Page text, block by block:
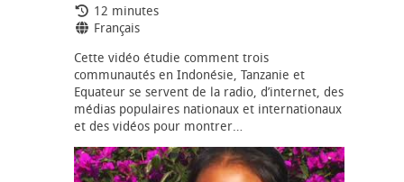
Durée:
12 minutes
Langues:
Français
Cette vidéo étudie comment trois
communautés en Indonésie, Tanzanie et
Equateur se servent de la radio, d’internet, des
médias populaires nationaux et internationaux
et des vidéos pour montrer…